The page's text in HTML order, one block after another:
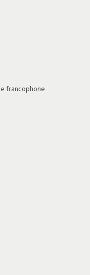
francophone